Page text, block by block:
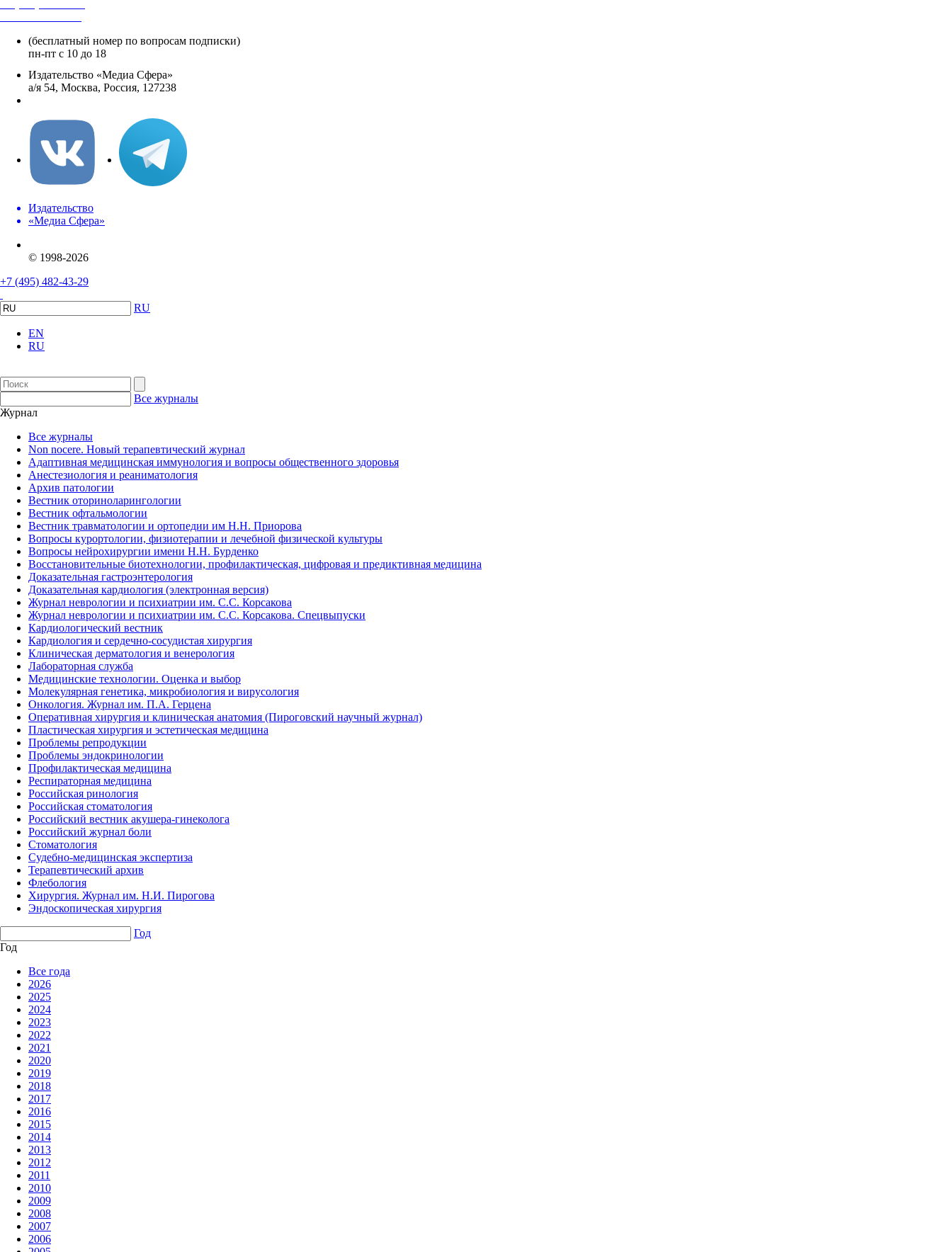
(бесплатный номер по вопросам подписки)
пн-пт с 10 до 18
Издательство «Медиа Сфера»
а/я 54, Москва, Россия, 127238
Издательство
«Медиа Сфера»
© 1998-2026
+7 (495) 482-43-29
RU
EN
RU
Все журналы
Журнал
Все журналы
Non nocere. Новый терапевтический журнал
Адаптивная медицинская иммунология и вопросы общественного здоровья
Анестезиология и реаниматология
Архив патологии
Вестник оториноларингологии
Вестник офтальмологии
Вестник травматологии и ортопедии им Н.Н. Приорова
Вопросы курортологии, физиотерапии и лечебной физической культуры
Вопросы нейрохирургии имени Н.Н. Бурденко
Восстановительные биотехнологии, профилактическая, цифровая и предиктивная медицина
Доказательная гастроэнтерология
Доказательная кардиология (электронная версия)
Журнал неврологии и психиатрии им. С.С. Корсакова
Журнал неврологии и психиатрии им. С.С. Корсакова. Спецвыпуски
Кардиологический вестник
Кардиология и сердечно-сосудистая хирургия
Клиническая дерматология и венерология
Лабораторная служба
Медицинские технологии. Оценка и выбор
Молекулярная генетика, микробиология и вирусология
Онкология. Журнал им. П.А. Герцена
Оперативная хирургия и клиническая анатомия (Пироговский научный журнал)
Пластическая хирургия и эстетическая медицина
Проблемы репродукции
Проблемы эндокринологии
Профилактическая медицина
Респираторная медицина
Российская ринология
Российская стоматология
Российский вестник акушера-гинеколога
Российский журнал боли
Стоматология
Судебно-медицинская экспертиза
Терапевтический архив
Флебология
Хирургия. Журнал им. Н.И. Пирогова
Эндоскопическая хирургия
Год
Год
Все года
2026
2025
2024
2023
2022
2021
2020
2019
2018
2017
2016
2015
2014
2013
2012
2011
2010
2009
2008
2007
2006